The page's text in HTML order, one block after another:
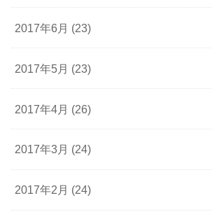
2017年6月 (23)
2017年5月 (23)
2017年4月 (26)
2017年3月 (24)
2017年2月 (24)